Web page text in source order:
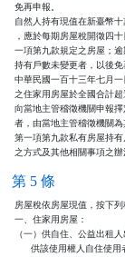
免再申報。
自然人持有現值在新臺幣
，應於每期房屋稅開徵四
一項第九款規定之房屋；
持有戶數未變更者，以後免
中華民國一百十三年七月
之住家用房屋於全國合計
向當地主管稽徵機關申報
者，由當地主管稽徵機關為
第一項第九款私有房屋持
之方式及其他相關事項之辦
第 5 條
房屋稅依房屋現值，按下列
一、住家用房屋：
（一）供自住、公益出租
供該使用權人自住使